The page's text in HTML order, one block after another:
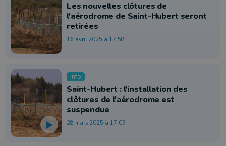
Les nouvelles clôtures de
l'aérodrome de Saint-Hubert seront
retirées
16 avril 2025 à 17:58
Info
Saint-Hubert : l'installation des
clôtures de l'aérodrome est
suspendue
28 mars 2025 à 17:09